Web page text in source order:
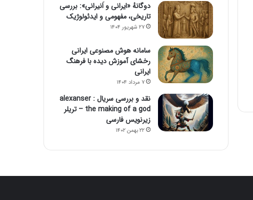
دوگانهٔ «ایرانی و اَنیرانی»: بررسی
تاریخی، مفهومی و ایدئولوژیک
۲۷ شهریور ۱۴۰۴
سامانه هوش مصنوعی ایرانی
رخشای آموزش دیده با فرهنگ
ایرانی
۷ مرداد ۱۴۰۴
نقد و بررسی سریال alexanser :
the making of a god – تریلر
زیرنویس فارسی
۲۲ بهمن ۱۴۰۲